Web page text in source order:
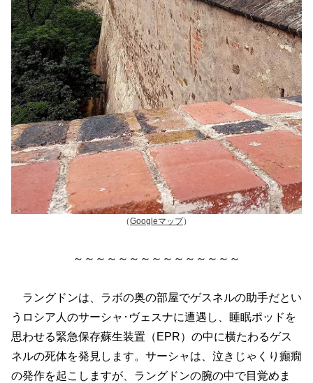
（Googleマップ）
～～～～～～～～～～～～～～～
ラングドンは、ラボの奥の部屋でゲスネルの助手だとい
うロシア人のサーシャ･ヴェスナに遭遇し、睡眠ポッドを
思わせる緊急保存蘇生装置（EPR）の中に横たわるゲス
ネルの死体を発見します。サーシャは、泣きじゃくり癲癇
の発作を起こしますが、ラングドンの腕の中で目覚めま